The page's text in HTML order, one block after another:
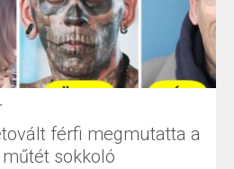
férfi megmutatta a
sokkoló